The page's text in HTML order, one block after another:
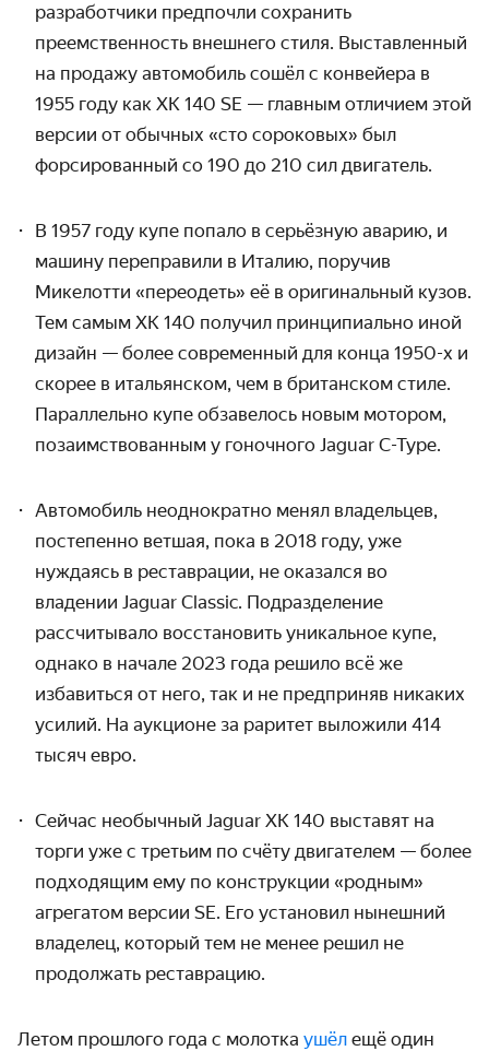
разработчики предпочли сохранить
преемственность внешнего стиля. Выставленный
на продажу автомобиль сошёл с конвейера в
1955 году как XK 140 SE — главным отличием этой
версии от обычных «сто сороковых» был
форсированный со 190 до 210 сил двигатель.
В 1957 году купе попало в серьёзную аварию, и
машину переправили в Италию, поручив
Микелотти «переодеть» её в оригинальный кузов.
Тем самым XK 140 получил принципиально иной
дизайн — более современный для конца 1950-х и
скорее в итальянском, чем в британском стиле.
Параллельно купе обзавелось новым мотором,
позаимствованным у гоночного Jaguar C-Type.
Автомобиль неоднократно менял владельцев,
постепенно ветшая, пока в 2018 году, уже
нуждаясь в реставрации, не оказался во
владении Jaguar Classic. Подразделение
рассчитывало восстановить уникальное купе,
однако в начале 2023 года решило всё же
избавиться от него, так и не предприняв никаких
усилий. На аукционе за раритет выложили 414
тысяч евро.
Сейчас необычный Jaguar XK 140 выставят на
торги уже с третьим по счёту двигателем — более
подходящим ему по конструкции «родным»
агрегатом версии SE. Его установил нынешний
владелец, который тем не менее решил не
продолжать реставрацию.
Летом прошлого года с молотка ушёл ещё один